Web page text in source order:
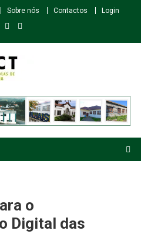
Sobre nós Contactos Login
o
Digital das